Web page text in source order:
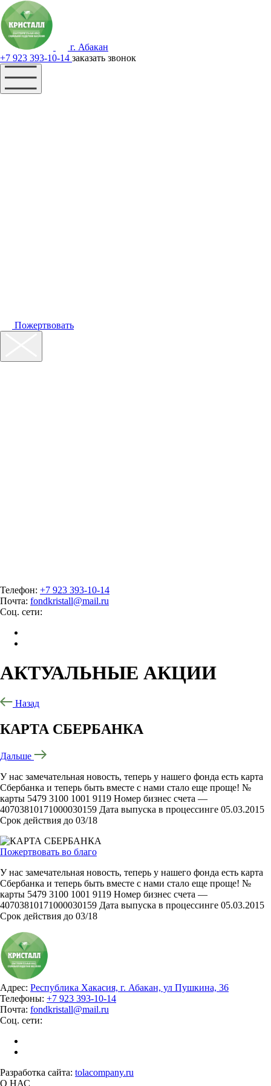
г. Абакан
+7 923 393-10-14 заказать звонок
Пожертвовать
Телефон: +7 923 393-10-14
Почта: fondkristall@mail.ru
Соц. сети:
АКТУАЛЬНЫЕ АКЦИИ
Назад
КАРТА СБЕРБАНКА
Дальше
У нас замечательная новость, теперь у нашего фонда есть карта
Сбербанка и теперь быть вместе с нами стало еще проще! №
карты 5479 3100 1001 9119 Номер бизнес счета —
40703810171000030159 Дата выпуска в процессинге 05.03.2015
Срок действия до 03/18
Пожертвовать во благо
У нас замечательная новость, теперь у нашего фонда есть карта
Сбербанка и теперь быть вместе с нами стало еще проще! №
карты 5479 3100 1001 9119 Номер бизнес счета —
40703810171000030159 Дата выпуска в процессинге 05.03.2015
Срок действия до 03/18
Адрес: Республика Хакасия, г. Абакан, ул Пушкина, 36
Телефоны: +7 923 393-10-14
Почта: fondkristall@mail.ru
Соц. сети:
Разработка сайта: tolacompany.ru
О НАС